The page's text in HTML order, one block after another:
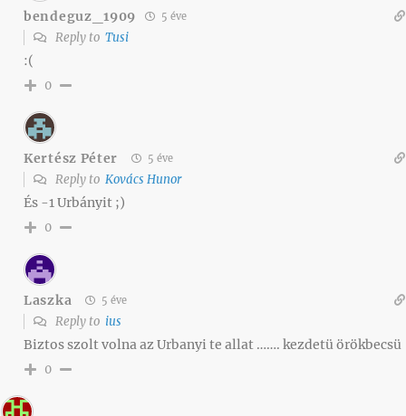
bendeguz_1909 5 éve
Reply to Tusi
:(
0
Kertész Péter 5 éve
Reply to Kovács Hunor
És -1 Urbányit ;)
0
Laszka 5 éve
Reply to ius
Biztos szolt volna az Urbanyi te allat ……. kezdetü örökbecsü
0